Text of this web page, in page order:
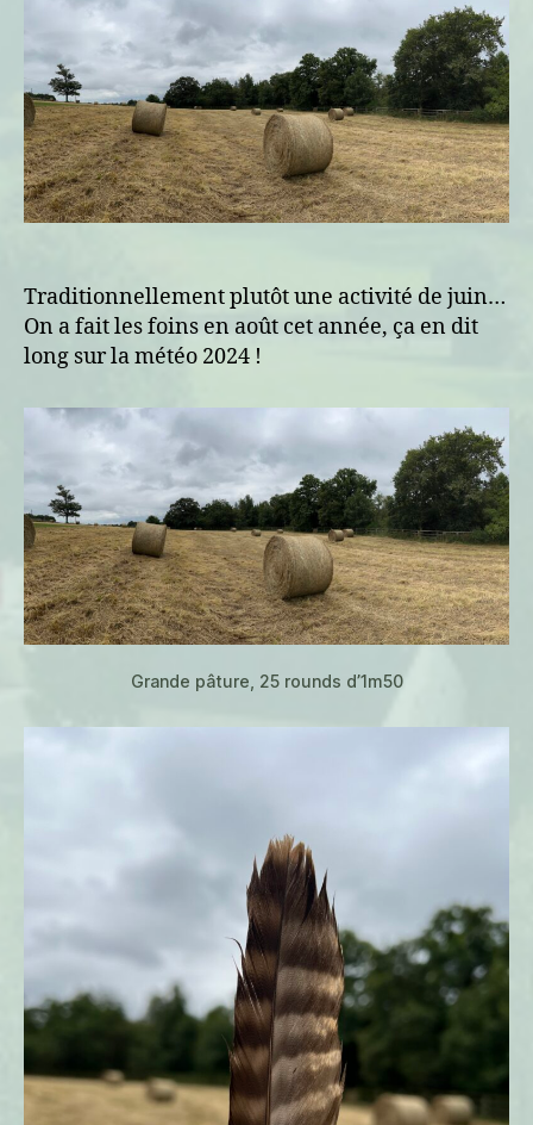
Traditionnellement plutôt une activité de juin…
On a fait les foins en août cet année, ça en dit
long sur la météo 2024 !
Grande pâture, 25 rounds d’1m50